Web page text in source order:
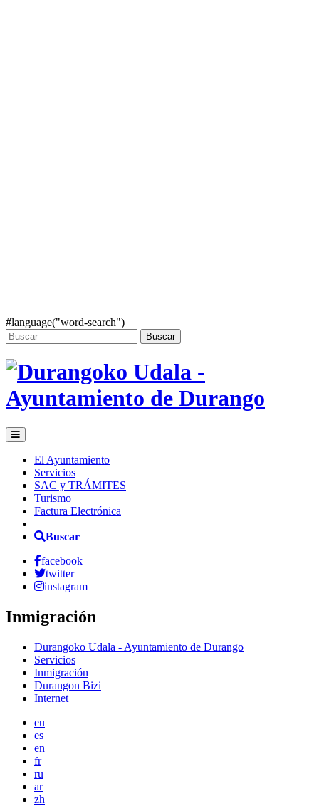
#language("word-search")
Buscar
El Ayuntamiento
Servicios
SAC y TRÁMITES
Turismo
Factura Electrónica
Buscar
facebook
twitter
instagram
Inmigración
Durangoko Udala - Ayuntamiento de Durango
Servicios
Inmigración
Durangon Bizi
Internet
eu
es
en
fr
ru
ar
zh